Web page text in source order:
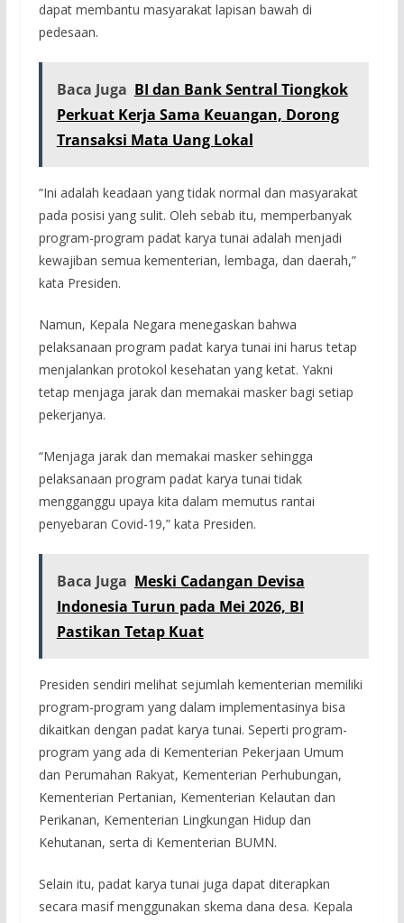
dapat membantu masyarakat lapisan bawah di
pedesaan.
Baca Juga BI dan Bank Sentral Tiongkok
Perkuat Kerja Sama Keuangan, Dorong
Transaksi Mata Uang Lokal
“Ini adalah keadaan yang tidak normal dan masyarakat
pada posisi yang sulit. Oleh sebab itu, memperbanyak
program-program padat karya tunai adalah menjadi
kewajiban semua kementerian, lembaga, dan daerah,”
kata Presiden.
Namun, Kepala Negara menegaskan bahwa
pelaksanaan program padat karya tunai ini harus tetap
menjalankan protokol kesehatan yang ketat. Yakni
tetap menjaga jarak dan memakai masker bagi setiap
pekerjanya.
“Menjaga jarak dan memakai masker sehingga
pelaksanaan program padat karya tunai tidak
mengganggu upaya kita dalam memutus rantai
penyebaran Covid-19,” kata Presiden.
Baca Juga Meski Cadangan Devisa
Indonesia Turun pada Mei 2026, BI
Pastikan Tetap Kuat
Presiden sendiri melihat sejumlah kementerian memiliki
program-program yang dalam implementasinya bisa
dikaitkan dengan padat karya tunai. Seperti program-
program yang ada di Kementerian Pekerjaan Umum
dan Perumahan Rakyat, Kementerian Perhubungan,
Kementerian Pertanian, Kementerian Kelautan dan
Perikanan, Kementerian Lingkungan Hidup dan
Kehutanan, serta di Kementerian BUMN.
Selain itu, padat karya tunai juga dapat diterapkan
secara masif menggunakan skema dana desa. Kepala